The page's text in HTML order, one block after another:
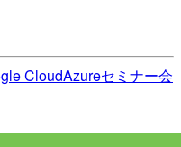
CloudAzureセミナー会